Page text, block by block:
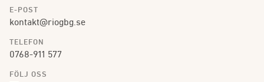
E-POST
kontakt@riogbg.se
TELEFON
0768-911 577
FÖLJ OSS